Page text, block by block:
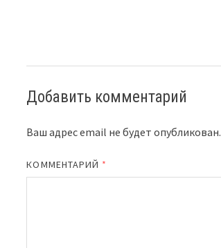
Добавить комментарий
Ваш адрес email не будет опубликован.
КОММЕНТАРИЙ *